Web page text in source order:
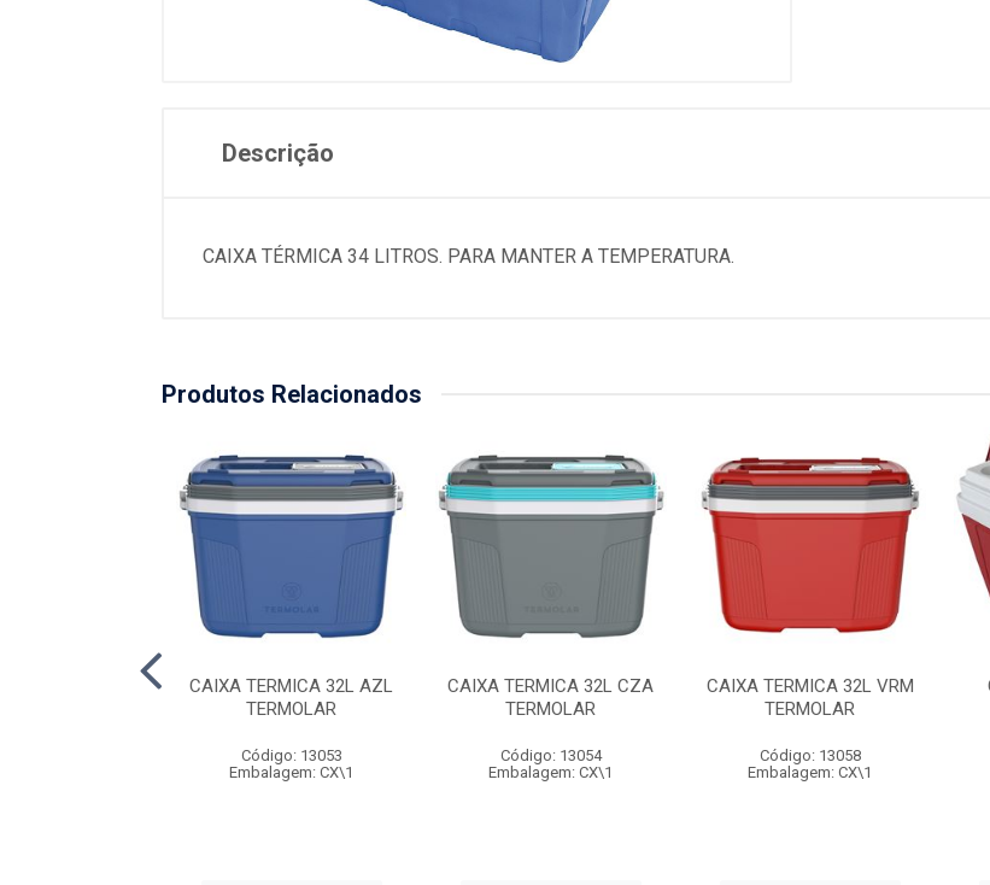
Descrição
CAIXA TÉRMICA 34 LITROS. PARA MANTER A TEMPERATURA.
Produtos Relacionados
CAIXA TERMICA 32L AZL
TERMOLAR
Código: 13053
Embalagem: CX\1
CAIXA TERMICA 32L CZA
TERMOLAR
Código: 13054
Embalagem: CX\1
CAIXA TERMICA 32L VRM
TERMOLAR
Código: 13058
Embalagem: CX\1